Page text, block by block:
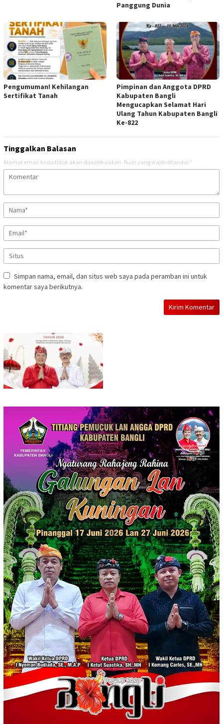
Panggung Dunia
Pengumuman! Kehilangan
Sertifikat Tanah
Pimpinan dan Anggota DPRD
Kabupaten Bangli
Mengucapkan Selamat Hari
Ulang Tahun Kabupaten Bangli
Ke-822
Tinggalkan Balasan
Alamat email Anda tidak akan dipublikasikan. Ruas yang wajib ditandai *
Simpan nama, email, dan situs web saya pada peramban ini untuk
komentar saya berikutnya.